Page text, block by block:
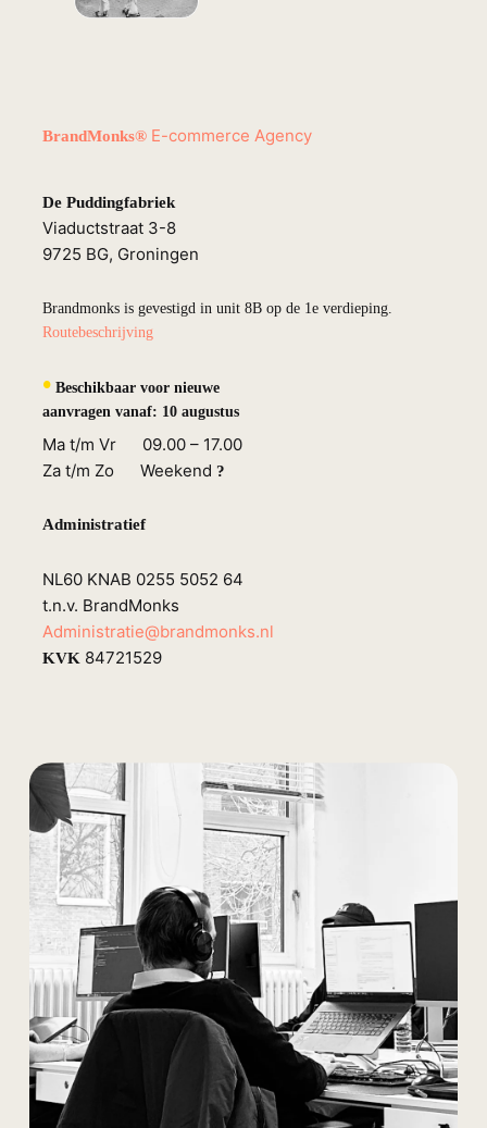
BrandMonks®E-commerce Agency
De Puddingfabriek
Viaductstraat 3-8
9725 BG, Groningen
Brandmonks is gevestigd in unit 8B op de 1e verdieping.
Routebeschrijving
•Beschikbaar voor nieuwe
aanvragen vanaf: 10 augustus
Ma t/m Vr 09.00 – 17.00
Za t/m Zo Weekend ?
Administratief
NL60 KNAB 0255 5052 64
t.n.v. BrandMonks
Administratie@brandmonks.nl
KVK84721529